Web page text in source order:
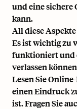
und eine sichere
kann.
All diese
Es ist wichtig zu
funktioniert und
verlassen
Lesen Sie
einen Eindruck
ist. Fragen Sie